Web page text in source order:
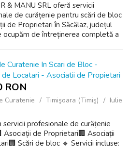
& MANU SRL oferă servicii
de curățenie pentru scări de bloc
de Proprietari în Săcălaz, județul
ocupăm de întreținerea completă a
Curatenie In Scari de Bloc -
Locatari - Asociatii de Propietari
RON
Curatenie Timişoara (Timiş)
Iulie
servicii profesionale de curățenie
Asociații de Proprietari🏢 Asociații
Scări de bloc 🔹 Servicii incluse: